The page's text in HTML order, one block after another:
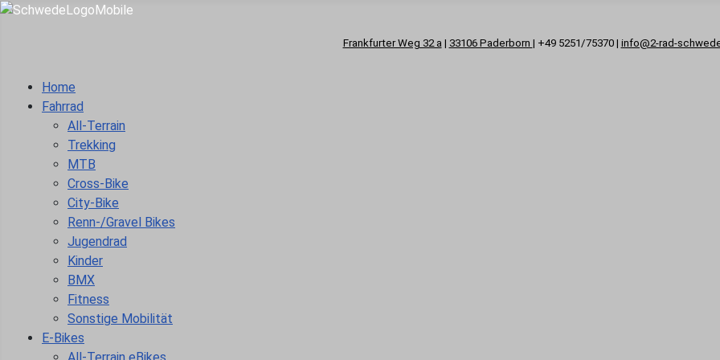
Frankfurter Weg 32 a | 33106 Paderborn | +49 5251/75370 | info@2-rad-
Home
Fahrrad
All-Terrain
Trekking
MTB
Cross-Bike
City-Bike
Renn-/Gravel Bikes
Jugendrad
Kinder
BMX
Fitness
Sonstige Mobilität
E-Bikes